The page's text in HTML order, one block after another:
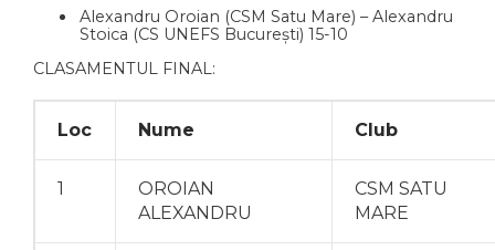
Alexandru Oroian (CSM Satu Mare) – Alexandru
Stoica (CS UNEFS București) 15-10
CLASAMENTUL FINAL:
Loc Nume Club
1
OROIAN
ALEXANDRU
CSM SATU
MARE